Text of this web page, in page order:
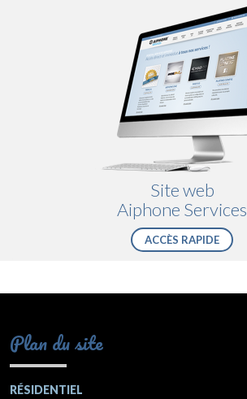
Site web
Aiphone Services
ACCÈS RAPIDE
Plan du site
RÉSIDENTIEL